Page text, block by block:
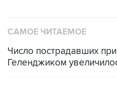
САМОЕ ЧИТАЕМОЕ
Число пострадавших
Геленджиком